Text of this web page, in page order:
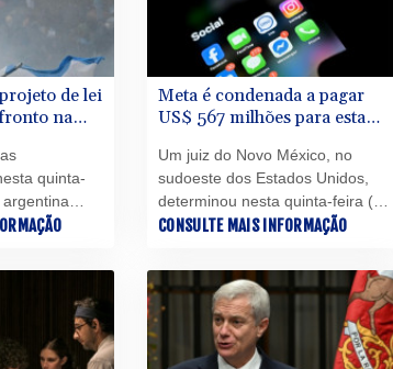
de lei
na
quinta-
lei em favor
Meta é condenada a pagar
US$ 567 milhões para estado
envolvendo menores nas
redes
Um juiz do Novo México, no
sudoeste dos Estados Unidos,
determinou nesta quinta-feira (6)
que a Meta financie com US$
fundo destinado a reparar os
danos causados a menores de
idade por suas plataformas,
consideradas responsáveis por
“perturbação da ordem pública”.
CONSULTE MAIS INFORMAÇÃO